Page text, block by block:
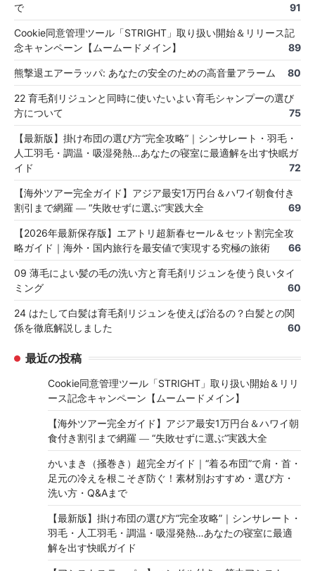
で
91
Cookie同意管理ツール「STRIGHT」取り扱い開始＆リリース記
念キャンペーン【ムームードメイン】
89
熊撃退エアーラッパ: あなたの安全のための高音量アラーム 80
22 育毛剤リジュンと同時に使いたいよい育毛シャンプーの選び
方について
75
【最新版】掛け布団の選び方“完全攻略”｜シンサレート・羽毛・
人工羽毛・調温・吸湿発熱…あなたの寝室に最適解を出す快眠ガ
イド
72
【海外ツアー完全ガイド】アジア最安1万円台＆ハワイ朝食付き
割引まで網羅 ― “失敗せずに選ぶ”実践大全
69
【2026年最新保存版】エアトリ超新春セール＆セット割完全攻
略ガイド｜海外・国内旅行を最安値で実現する究極の旅術
66
09 薄毛によい髪の毛の洗い方と育毛剤リジュンを使う良いタイ
ミング
60
24 はたして白髪は育毛剤リジュンを使えば治るの？白髪との関
係を徹底解説しました
60
最近の投稿
Cookie同意管理ツール「STRIGHT」取り扱い開始＆リリ
ース記念キャンペーン【ムームードメイン】
【海外ツアー完全ガイド】アジア最安1万円台＆ハワイ朝
食付き割引まで網羅 ― “失敗せずに選ぶ”実践大全
かいまき（掻巻き）超完全ガイド｜“着る布団”で肩・首・
足元の冷えを根こそぎ防ぐ！素材別おすすめ・選び方・
洗い方・Q&Aまで
【最新版】掛け布団の選び方“完全攻略”｜シンサレート・
羽毛・人工羽毛・調温・吸湿発熱…あなたの寝室に最適
解を出す快眠ガイド